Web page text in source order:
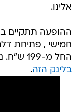
אלינו.
החל מ-199 ש"ח. ניתן להזמין בטלפון 2207* או
בלינק הזה.